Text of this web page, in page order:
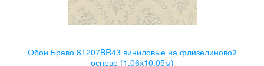
Обои Браво 81207BR43 виниловые на флизелиновой
основе (1,06х10,05м)